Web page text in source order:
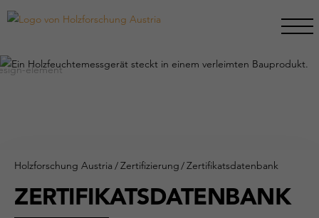
Holzforschung Austria /Zertifizierung/Zertifikatsdatenbank
ZERTIFIKATSDATENBANK